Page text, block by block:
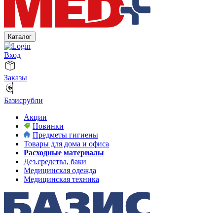
Каталог
Вход
Заказы
Базисрубли
Акции
Новинки
Предметы гигиены
Товары для дома и офиса
Расходные материалы
Дез.средства, баки
Медицинская одежда
Медицинская техника